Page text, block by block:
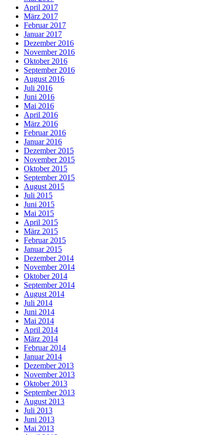
April 2017
März 2017
Februar 2017
Januar 2017
Dezember 2016
November 2016
Oktober 2016
September 2016
August 2016
Juli 2016
Juni 2016
Mai 2016
April 2016
März 2016
Februar 2016
Januar 2016
Dezember 2015
November 2015
Oktober 2015
September 2015
August 2015
Juli 2015
Juni 2015
Mai 2015
April 2015
März 2015
Februar 2015
Januar 2015
Dezember 2014
November 2014
Oktober 2014
September 2014
August 2014
Juli 2014
Juni 2014
Mai 2014
April 2014
März 2014
Februar 2014
Januar 2014
Dezember 2013
November 2013
Oktober 2013
September 2013
August 2013
Juli 2013
Juni 2013
Mai 2013